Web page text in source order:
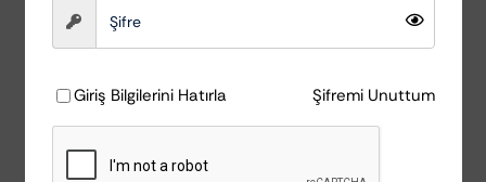
Sepete Ekle
Giriş Bilgilerini Hatırla Şifremi Unuttum